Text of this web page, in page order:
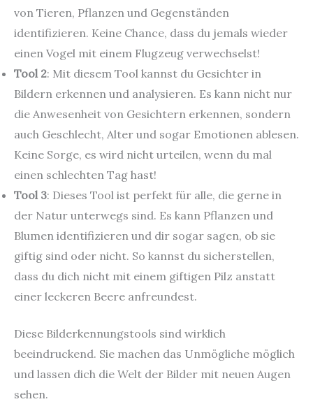
von Tieren, Pflanzen und Gegenständen
identifizieren. Keine Chance, dass du jemals wieder
einen Vogel mit einem Flugzeug verwechselst!
Tool 2: Mit diesem Tool kannst du Gesichter in
Bildern erkennen und analysieren. Es kann nicht nur
die Anwesenheit von Gesichtern erkennen, sondern
auch Geschlecht, Alter und sogar Emotionen ablesen.
Keine Sorge, es wird nicht urteilen, wenn du mal
einen schlechten Tag hast!
Tool 3: Dieses Tool ist perfekt für alle, die gerne in
der Natur unterwegs sind. Es kann Pflanzen und
Blumen identifizieren und dir sogar sagen, ob sie
giftig sind oder nicht. So kannst du sicherstellen,
dass du dich nicht mit einem giftigen Pilz anstatt
einer leckeren Beere anfreundest.
Diese Bilderkennungstools sind wirklich
beeindruckend. Sie machen das Unmögliche möglich
und lassen dich die Welt der Bilder mit neuen Augen
sehen.